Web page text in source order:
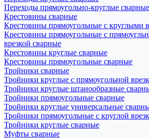
Переходы прямоугольно-круглые сварные
Крестовины сварные
Крестовины прямоугольные с круглыми
Крестовины прямоугольные с
врезкой сварные
Крестовины круглые сварные
Крестовины прямоугольные сварные
Тройники сварные
Тройники круглые с прямоугольной
Тройники круглые штанообразные
Тройники прямоугольные сварные
Тройники круглые универсальные
Тройники прямоугольные с круглой
Тройники круглые сварные
Муфты сварные